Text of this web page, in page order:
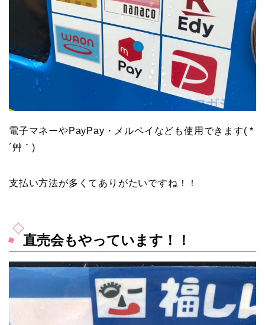
電子マネーやPayPay・メルペイなども使用できます( *
´艸｀)
支払い方法が多くてありがたいですね！！
直売会もやっています！！